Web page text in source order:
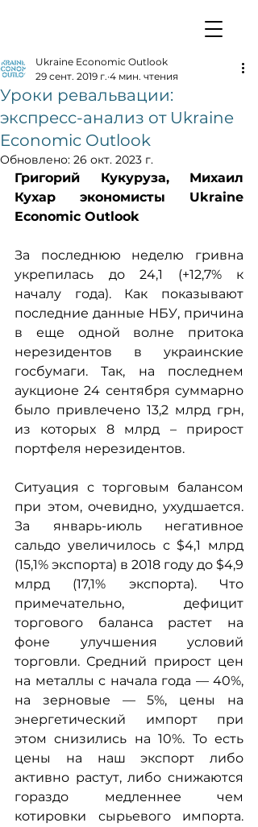
Уроки ревальвации:
экспресс-анализ от Ukraine
Economic Outlook
Ukraine Economic Outlook
29 сент. 2019 г. 4 мин. чтения
Обновлено: 26 окт. 2023 г.
Григорий Кукуруза, Михаил
Кухар экономисты Ukraine
Economic Outlook
За последнюю неделю гривна
укрепилась до 24,1 (+12,7% к
началу года). Как показывают
последние данные НБУ, причина
в еще одной волне притока
нерезидентов в украинские
госбумаги. Так, на последнем
аукционе 24 сентября суммарно
было привлечено 13,2 млрд грн,
из которых 8 млрд – прирост
портфеля нерезидентов.
Ситуация с торговым балансом
при этом, очевидно, ухудшается.
За январь-июль негативное
сальдо увеличилось с $4,1 млрд
(15,1% экспорта) в 2018 году до $4,9
млрд (17,1% экспорта). Что
примечательно, дефицит
торгового баланса растет на
фоне улучшения условий
торговли. Средний прирост цен
на металлы с начала года — 40%,
на зерновые — 5%, цены на
энергетический импорт при
этом снизились на 10%. То есть
цены на наш экспорт либо
активно растут, либо снижаются
гораздо медленнее чем
котировки сырьевого импорта.